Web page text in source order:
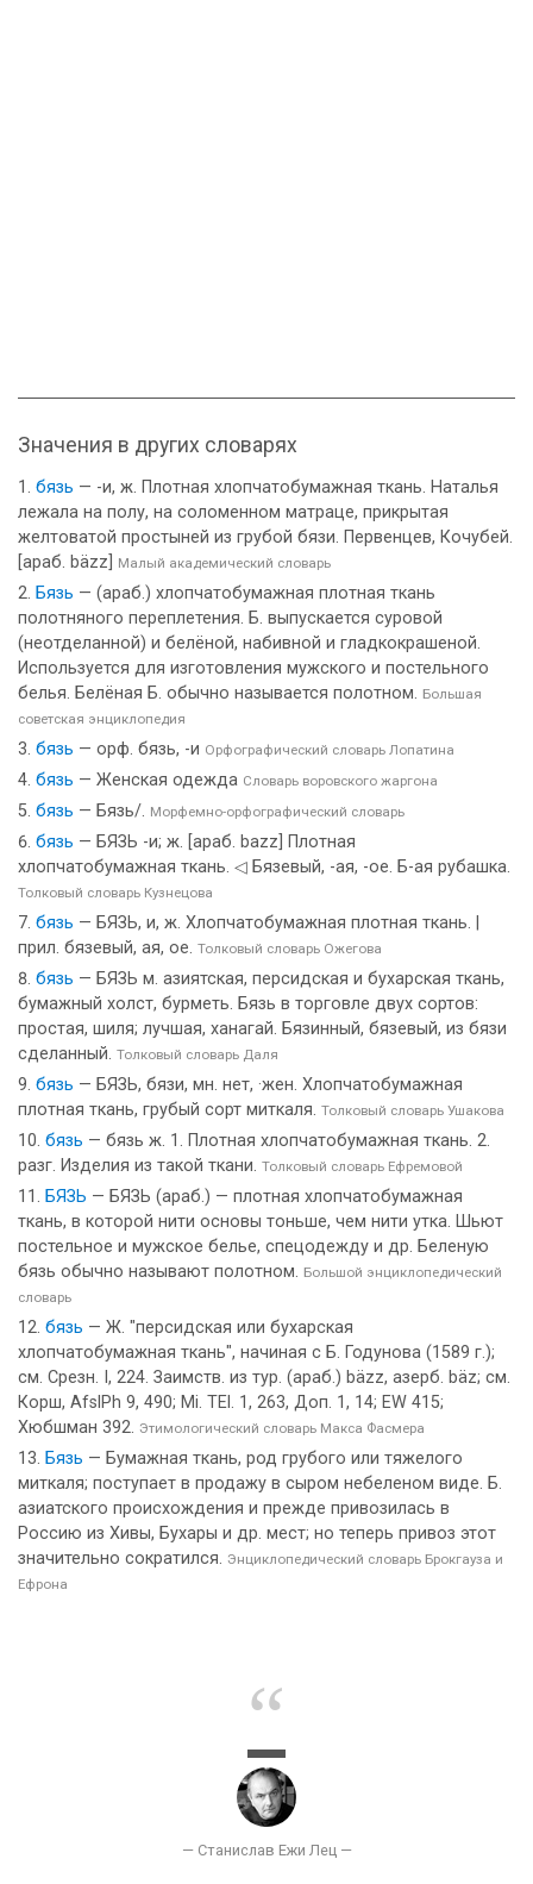
Значения в других словарях
бязь — -и, ж. Плотная хлопчатобумажная ткань. Наталья
лежала на полу, на соломенном матраце, прикрытая
желтоватой простыней из грубой бязи. Первенцев, Кочубей.
[араб. bäzz]
Малый академический словарь
Бязь — (араб.) хлопчатобумажная плотная ткань
полотняного переплетения. Б. выпускается суровой
(неотделанной) и белёной, набивной и гладкокрашеной.
Используется для изготовления мужского и постельного
белья. Белёная Б. обычно называется полотном. Большая
советская энциклопедия
бязь — орф. бязь, -и Орфографический словарь Лопатина
бязь — Женская одежда Словарь воровского жаргона
бязь — Бязь/. Морфемно-орфографический словарь
бязь — БЯЗЬ -и; ж. [араб. bazz] Плотная
хлопчатобумажная ткань. ◁ Бязевый, -ая, -ое. Б-ая рубашка.
Толковый словарь Кузнецова
бязь — БЯЗЬ, и, ж. Хлопчатобумажная плотная ткань. |
прил. бязевый, ая, ое. Толковый словарь Ожегова
бязь — БЯЗЬ м. азиятская, персидская и бухарская ткань,
бумажный холст, бурметь. Бязь в торговле двух сортов:
простая, шиля; лучшая, ханагай. Бязинный, бязевый, из бязи
сделанный. Толковый словарь Даля
бязь — БЯЗЬ, бязи, мн. нет, ·жен. Хлопчатобумажная
плотная ткань, грубый сорт миткаля. Толковый словарь Ушакова
бязь — бязь ж. 1. Плотная хлопчатобумажная ткань. 2.
разг. Изделия из такой ткани. Толковый словарь Ефремовой
БЯЗЬ — БЯЗЬ (араб.) — плотная хлопчатобумажная
ткань, в которой нити основы тоньше, чем нити утка. Шьют
постельное и мужское белье, спецодежду и др. Беленую
бязь обычно называют полотном. Большой энциклопедический
словарь
бязь — Ж. "персидская или бухарская
хлопчатобумажная ткань", начиная с Б. Годунова (1589 г.);
см. Срезн. I, 224. Заимств. из тур. (араб.) bäzz, азерб. bäz; см.
Корш, AfslPh 9, 490; Mi. TEl. 1, 263, Доп. 1, 14; EW 415;
Хюбшман 392. Этимологический словарь Макса Фасмера
Бязь — Бумажная ткань, род грубого или тяжелого
миткаля; поступает в продажу в сыром небеленом виде. Б.
азиатского происхождения и прежде привозилась в
Россию из Хивы, Бухары и др. мест; но теперь привоз этот
значительно сократился. Энциклопедический словарь Брокгауза и
Ефрона